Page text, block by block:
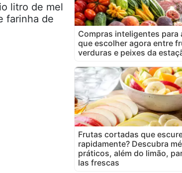
litro de mel
farinha de
Compras inteligentes para
que escolher agora entre
verduras e peixes da
Frutas cortadas que
rapidamente? Descubra
práticos, além do limão,
las frescas